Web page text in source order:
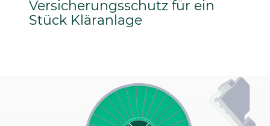
Versicherungsschutz für ein
Stück Kläranlage